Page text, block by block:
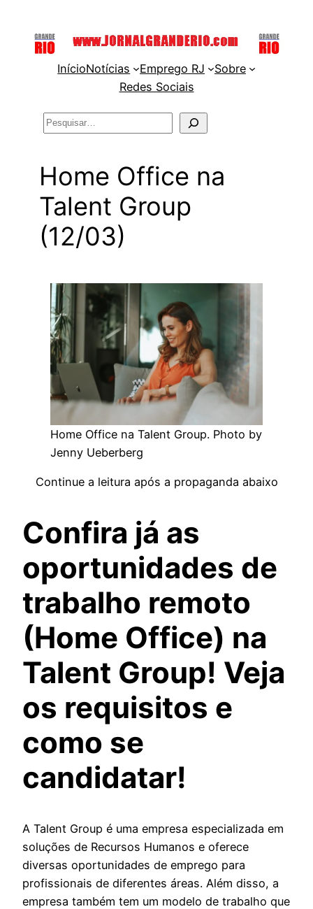
InícioNotícias Emprego RJ
Sobre
Redes Sociais
Pesquisar
Home Office na
Talent Group
(12/03)
Home Office na Talent Group. Photo by
Jenny Ueberberg
Continue a leitura após a propaganda abaixo
Confira já as
oportunidades de
trabalho remoto
(Home Office) na
Talent Group! Veja
os requisitos e
como se
candidatar!
A Talent Group é uma empresa especializada em
soluções de Recursos Humanos e oferece
diversas oportunidades de emprego para
profissionais de diferentes áreas. Além disso, a
empresa também tem um modelo de trabalho que